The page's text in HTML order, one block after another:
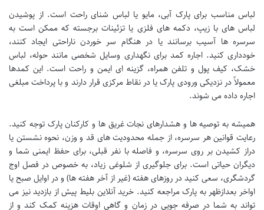
لباس مناسب برای پارک آبی، مایو یا لباس شنای راحت است. از پوشیدن
لباس های با زیپ، دکمه های فلزی یا تزئینات برجسته که ممکن است به
سرسره ها آسیب برسانند یا در هنگام سر خوردن ناراحتی ایجاد کنند،
خودداری کنید. اجاره کمد برای نگهداری وسایل شخصی مانند حوله، لباس
خشک، کیف پول و تلفن همراه، گزینه ای ایمن و راحت است. این کمدها
معمولاً در نزدیکی ورودی پارک یا در نقاط مرکزی قرار دارند و با پرداخت مبلغی
اجاره داده می شوند.
همیشه به توصیه ها و هشدارهای نجات غریق ها و کارکنان پارک توجه کنید.
رعایت قوانین هر سرسره، از جمله محدودیت های قد و وزن، نحوه نشستن یا
دراز کشیدن بر روی سرسره، و فاصله با نفر قبلی، برای حفظ ایمنی شما و
دیگران حیاتی است. برای جلوگیری از شلوغی زیاد، به خصوص در فصل اوج
گردشگری، سعی کنید در روزهای هفته (غیر از آخر هفته ها) و در اوایل صبح یا
اواخر بعدازظهر به پارک مراجعه کنید. خرید آنلاین بلیط پیش از بازدید نیز می
تواند به شما در صرفه جویی در زمان و گاهی اوقات هزینه کمک کند و از